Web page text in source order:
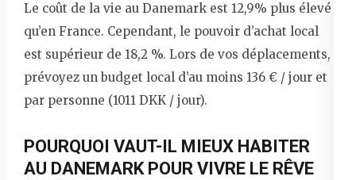
Le coût de la vie au Danemark est 12,9% plus élevé
qu’en France. Cependant, le pouvoir d’achat local
est supérieur de 18,2 %. Lors de vos déplacements,
prévoyez un budget local d’au moins 136 € / jour et
par personne (1011 DKK / jour).
POURQUOI VAUT-IL MIEUX HABITER
AU DANEMARK POUR VIVRE LE RÊVE